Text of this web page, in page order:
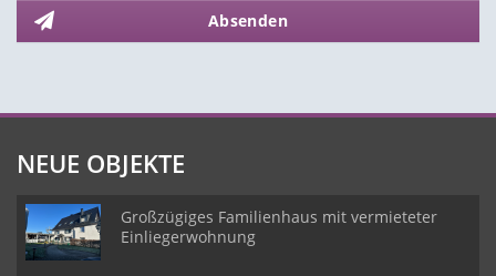
Absenden
NEUE OBJEKTE
Großzügiges Familienhaus mit vermieteter
Einliegerwohnung